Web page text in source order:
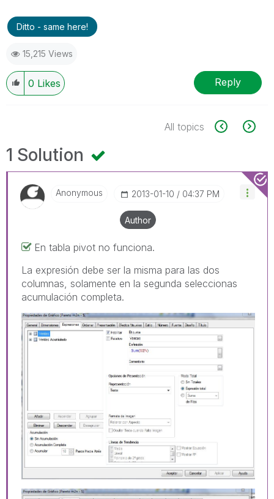
Ditto - same here!
15,215 Views
0 Likes Reply
All topics
1 Solution
Anonymous ‎2013-01-10 04:37 PM
Author
En tabla pivot no funciona.
La expresión debe ser la misma para las dos
columnas, solamente en la segunda seleccionas
acumulación completa.